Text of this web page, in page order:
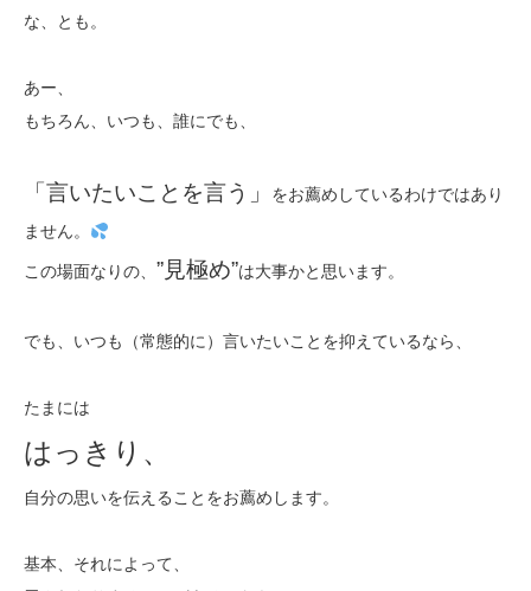
な、とも。
あー、
もちろん、いつも、誰にでも、
「言いたいことを言う」
をお薦めしているわけではあり
ません。
この場面なりの、 ”見極め”は大事かと思います。
でも、いつも（常態的に）言いたいことを抑えているなら、
たまには
はっきり、
自分の思いを伝えることをお薦めします。
基本、それによって、